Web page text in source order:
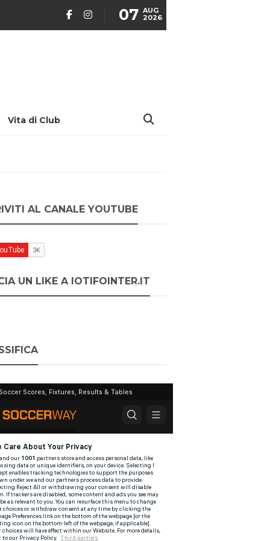
07 AUG
2026
Vita di Club
AL CANALE YOUTUBE
UN LIKE A IOTIFOINTER.IT